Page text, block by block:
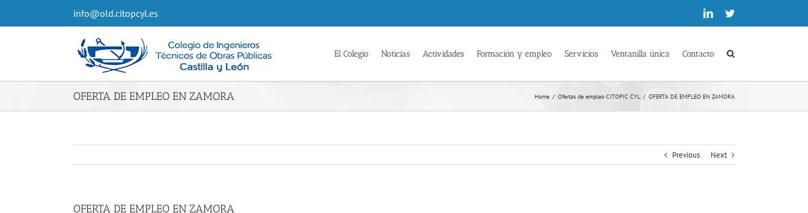
info@old.citopcyl.es LinkedinTwitter
El Colegio Noticias Actividades Formación y empleo Servicios Ventanilla única Contacto
OFERTA DE EMPLEO EN ZAMORA Home / Ofertas de empleo CITOPIC CYL / OFERTA DE EMPLEO EN ZAMORA
Previous Next
OFERTA DE EMPLEO EN ZAMORA